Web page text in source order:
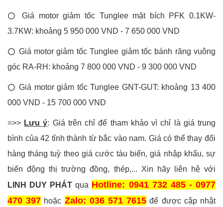
⭕Giá motor giảm tốc Tunglee mặt bích PFK 0.1KW-
3.7KW: khoảng 5 950 000 VND - 7 650 000 VND
⭕ Giá motor giảm tốc Tunglee giảm tốc bánh răng vuông
góc RA-RH: khoảng 7 800 000 VND - 9 300 000 VND
⭕ Giá motor giảm tốc Tunglee GNT-GUT: khoảng 13 400
000 VND - 15 700 000 VND
=>> Lưu ý: Giá trên chỉ để tham khảo vì chỉ là giá trung
bình của 42 tỉnh thành từ bắc vào nam. Giá có thể thay đổi
hàng tháng tuỳ theo giá cước tàu biển, giá nhập khẩu, sự
biến động thị trường đồng, thép,... Xin hãy liên hệ với
LINH DUY PHÁT qua Hotline: 0941 732 485 - 0977
470 397 hoặc Zalo: 036 571 7615 để được cập nhật